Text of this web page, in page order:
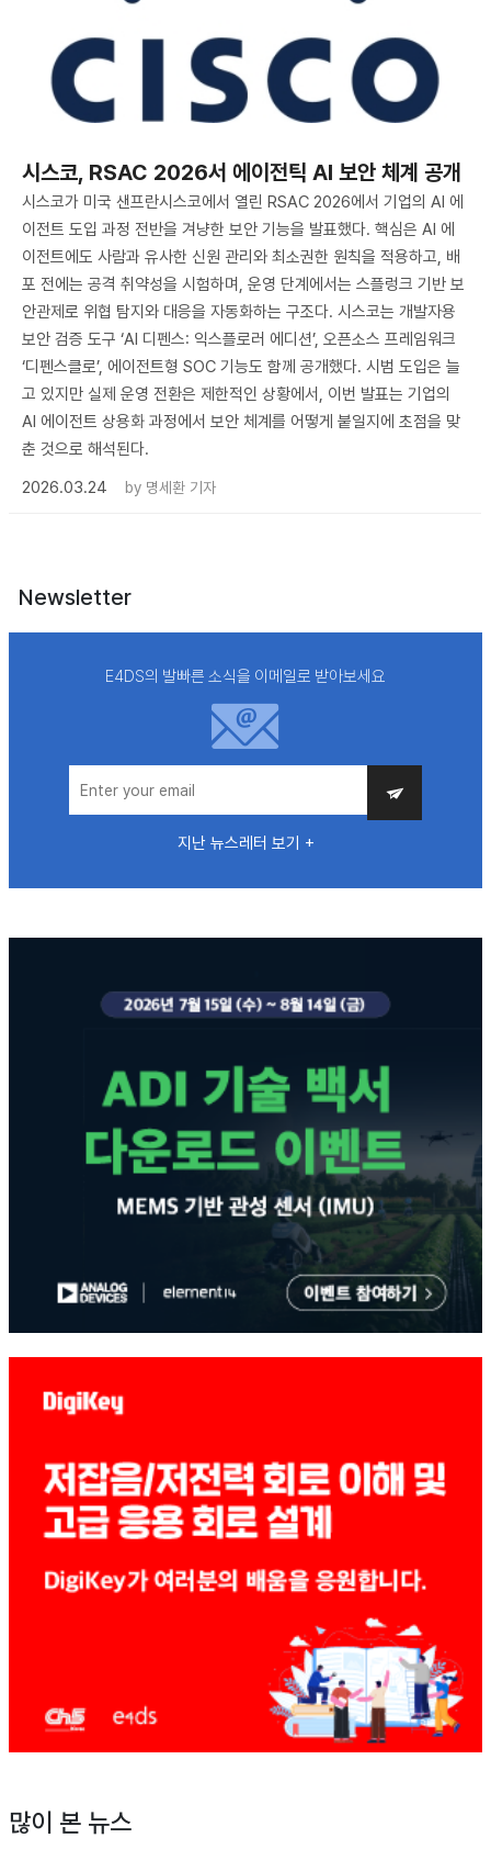
시스코, RSAC 2026서 에이전틱 AI 보안 체계 공개
시스코가 미국 샌프란시스코에서 열린 RSAC 2026에서 기업의 AI 에
이전트 도입 과정 전반을 겨냥한 보안 기능을 발표했다. 핵심은 AI 에
이전트에도 사람과 유사한 신원 관리와 최소권한 원칙을 적용하고, 배
포 전에는 공격 취약성을 시험하며, 운영 단계에서는 스플렁크 기반 보
안관제로 위협 탐지와 대응을 자동화하는 구조다. 시스코는 개발자용
보안 검증 도구 ‘AI 디펜스: 익스플로러 에디션’, 오픈소스 프레임워크
‘디펜스클로’, 에이전트형 SOC 기능도 함께 공개했다. 시범 도입은 늘
고 있지만 실제 운영 전환은 제한적인 상황에서, 이번 발표는 기업의
AI 에이전트 상용화 과정에서 보안 체계를 어떻게 붙일지에 초점을 맞
춘 것으로 해석된다.
2026.03.24
by 명세환 기자
Newsletter
E4DS의 발빠른 소식을 이메일로 받아보세요
지난 뉴스레터 보기 +
많이 본 뉴스